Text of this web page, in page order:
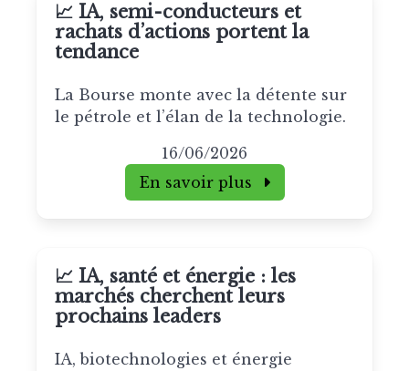
📈 IA, semi-conducteurs et
rachats d’actions portent la
tendance
La Bourse monte avec la détente sur
le pétrole et l’élan de la technologie.
16/06/2026
En savoir plus
📈 IA, santé et énergie : les
marchés cherchent leurs
prochains leaders
IA, biotechnologies et énergie